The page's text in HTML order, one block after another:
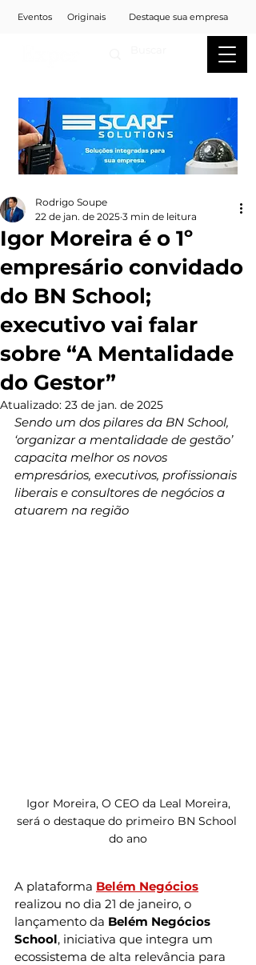
Eventos Originais Destaque sua empresa
Igor Moreira é o 1º
empresário convidado
do BN School;
executivo vai falar
sobre “A Mentalidade
do Gestor”
Rodrigo Soupe
22 de jan. de 2025 3 min de leitura
Atualizado: 23 de jan. de 2025
Sendo um dos pilares da BN School,
‘organizar a mentalidade de gestão’
capacita melhor os novos
empresários, executivos, profissionais
liberais e consultores de negócios a
atuarem na região
Igor Moreira, O CEO da Leal Moreira,
será o destaque do primeiro BN School
do ano
A plataforma Belém Negócios
realizou no dia 21 de janeiro, o
lançamento da Belém Negócios
School, iniciativa que integra um
ecossistema de alta relevância para